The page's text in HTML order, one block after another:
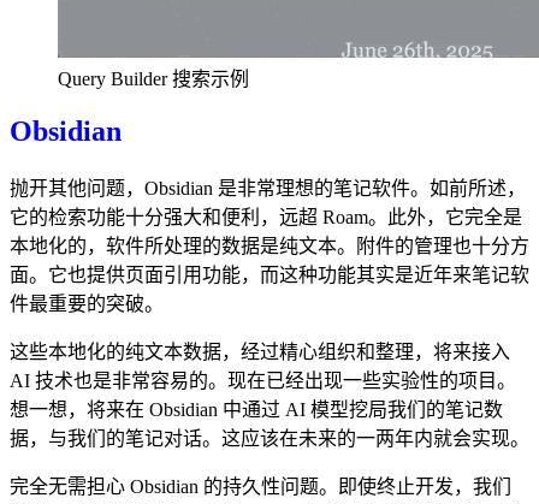
Query Builder 搜索示例
Obsidian
抛开其他问题，Obsidian 是非常理想的笔记软件。如前所述，
它的检索功能十分强大和便利，远超 Roam。此外，它完全是
本地化的，软件所处理的数据是纯文本。附件的管理也十分方
面。它也提供页面引用功能，而这种功能其实是近年来笔记软
件最重要的突破。
这些本地化的纯文本数据，经过精心组织和整理，将来接入
AI 技术也是非常容易的。现在已经出现一些实验性的项目。
想一想，将来在 Obsidian 中通过 AI 模型挖局我们的笔记数
据，与我们的笔记对话。这应该在未来的一两年内就会实现。
完全无需担心 Obsidian 的持久性问题。即使终止开发，我们